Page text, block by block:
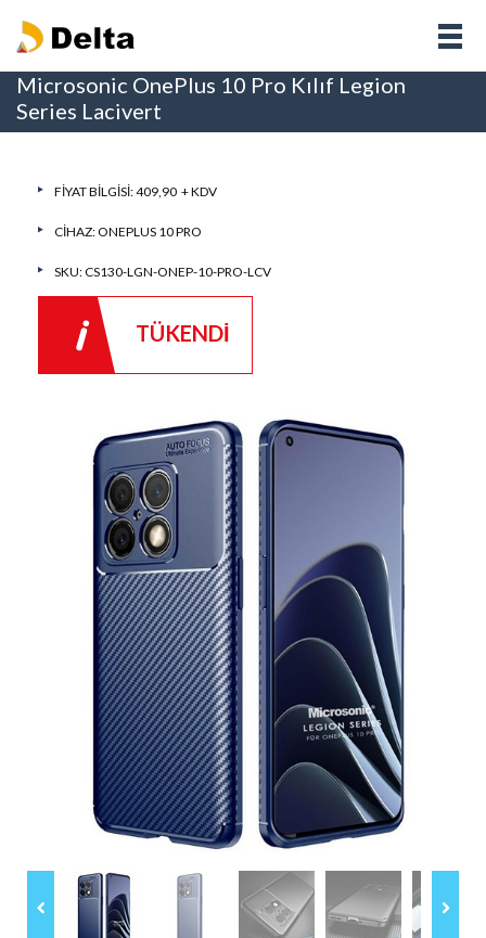
Microsonic OnePlus 10 Pro Kılıf Legion
Series Lacivert
FIYAT BILGISI: 409,90 + KDV
CIHAZ:ONEPLUS 10 PRO
SKU: CS130-LGN-ONEP-10-PRO-LCV
TÜKENDİ